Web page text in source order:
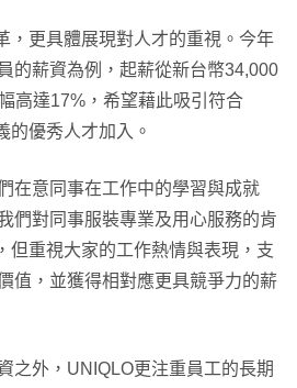
，更具體展現對人才的重視。今年
的薪資為例，起薪從新台幣34,000
高達17%，希望藉此吸引符合
的優秀人才加入。
在意同事在工作中的學習與成就
們對同事服裝專業及用心服務的肯
但重視大家的工作熱情與表現，支
值，並獲得相對應更具競爭力的薪
之外，UNIQLO更注重員工的長期